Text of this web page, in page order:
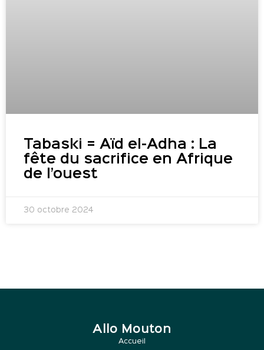
Tabaski = Aïd el-Adha : La
fête du sacrifice en Afrique
de l’ouest
30 octobre 2024
Allo Mouton
Accueil